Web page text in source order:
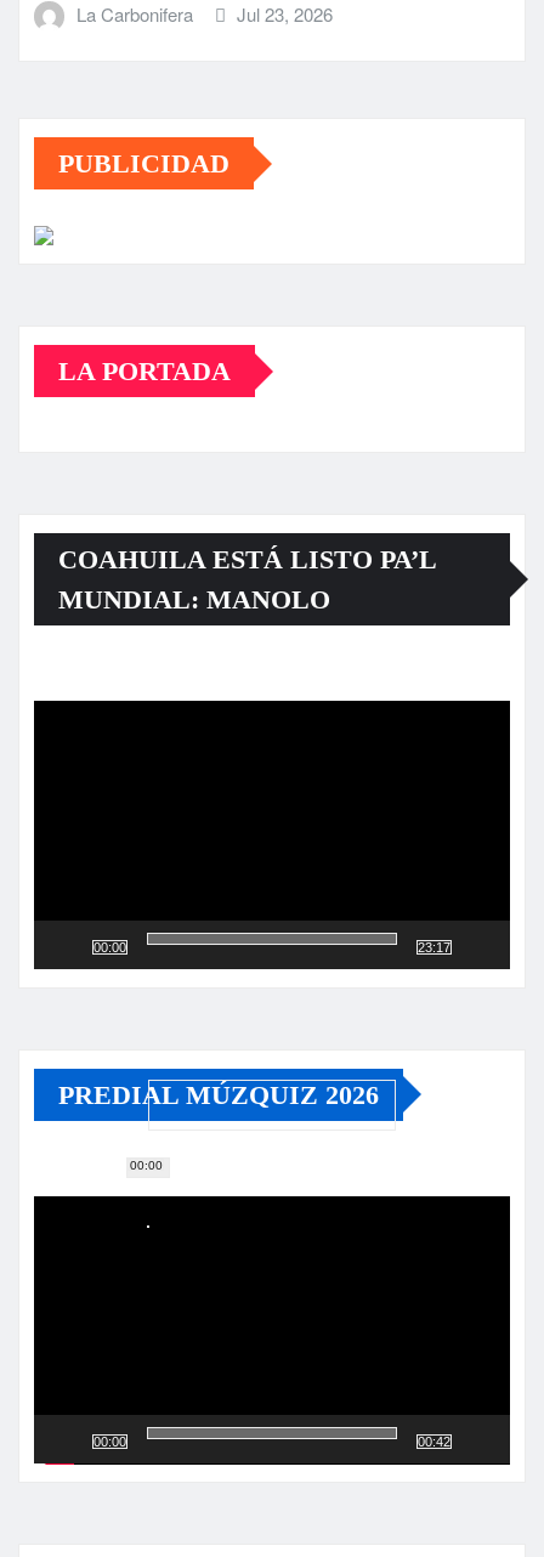
La Carbonifera Jul 23, 2026
PUBLICIDAD
LA PORTADA
COAHUILA ESTÁ LISTO PA’L
MUNDIAL: MANOLO
00:00
00:00
23:17
PREDIAL MÚZQUIZ 2026
Reproductor
00:00 00:42